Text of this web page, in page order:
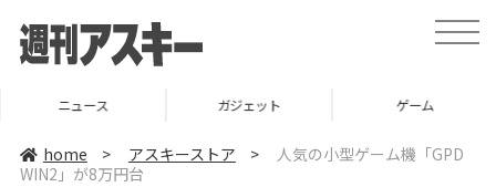
t
o
v
ニュース ガジェット ゲーム
home > アスキーストア >
人気の小型ゲーム機「GPD
WIN2」が8万円台